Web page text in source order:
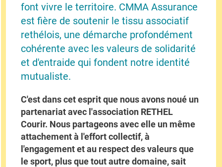
font vivre le territoire. CMMA Assurance
est fière de soutenir le tissu associatif
rethélois, une démarche profondément
cohérente avec les valeurs de solidarité
et d'entraide qui fondent notre identité
mutualiste.
C'est dans cet esprit que nous avons noué un
partenariat avec l'association RETHEL
Courir. Nous partageons avec elle un même
attachement à l'effort collectif, à
l'engagement et au respect des valeurs que
le sport, plus que tout autre domaine, sait